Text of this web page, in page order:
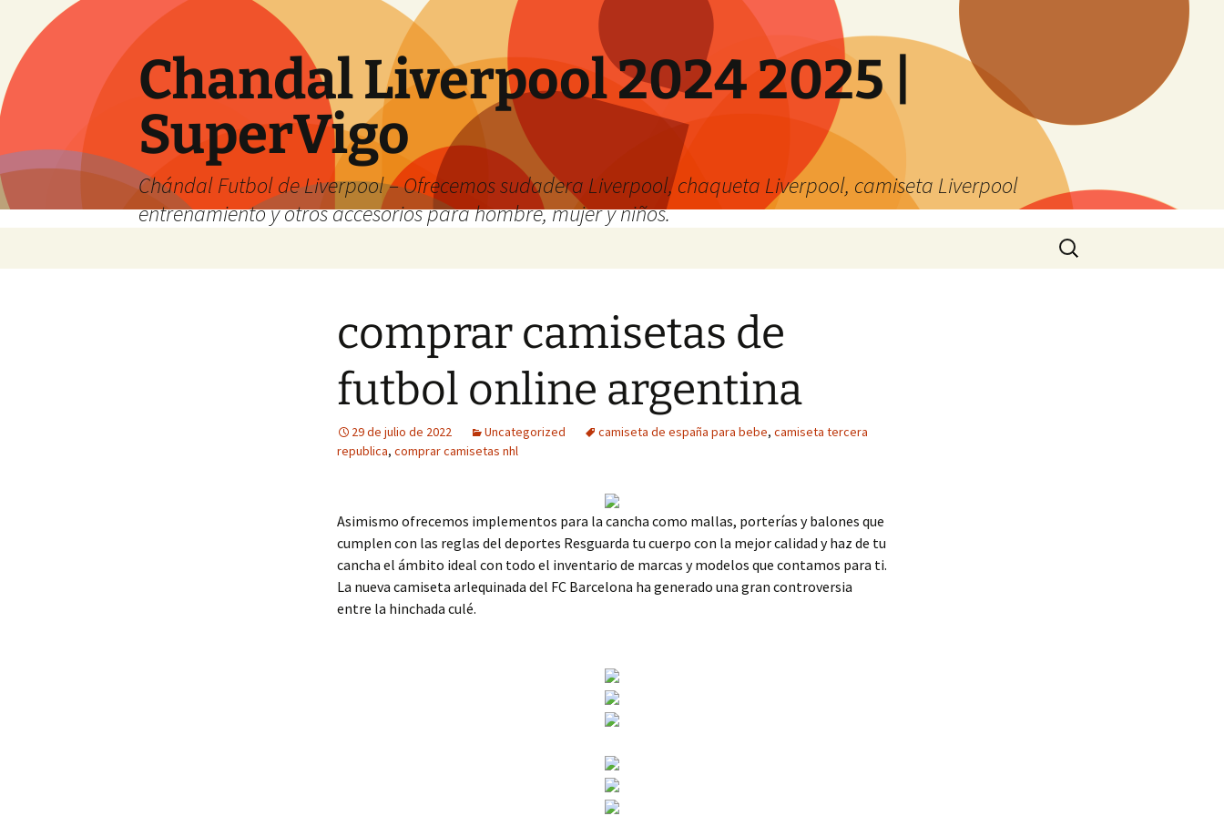
Chandal Liverpool 2024 2025 |
SuperVigo
Chándal Futbol de Liverpool – Ofrecemos sudadera Liverpool, chaqueta Liverpool, camiseta Liverpool
entrenamiento y otros accesorios para hombre, mujer y niños.
Buscar:
comprar camisetas de
futbol online argentina
29 de julio de 2022 Uncategorized camiseta de españa para bebe, camiseta tercera
republica, comprar camisetas nhl
Asimismo ofrecemos implementos para la cancha como mallas, porterías y balones que
cumplen con las reglas del deportes Resguarda tu cuerpo con la mejor calidad y haz de tu
cancha el ámbito ideal con todo el inventario de marcas y modelos que contamos para ti.
La nueva camiseta arlequinada del FC Barcelona ha generado una gran controversia
entre la hinchada culé.